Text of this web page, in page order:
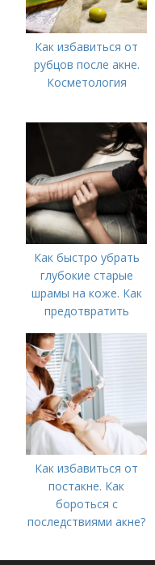
Как избавиться от
рубцов после акне.
Косметология
Как быстро убрать
глубокие старые
шрамы на коже. Как
предотвратить
Как избавиться от
постакне. Как
бороться с
последствиями акне?